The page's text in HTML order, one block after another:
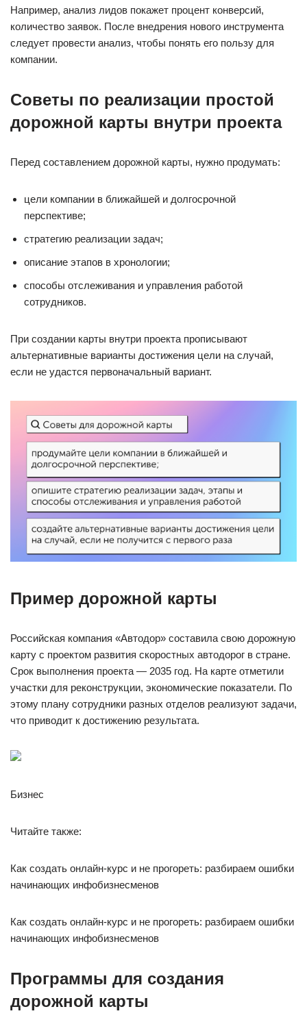
Например, анализ лидов покажет процент конверсий,
количество заявок. После внедрения нового инструмента
следует провести анализ, чтобы понять его пользу для
компании.
Советы по реализации простой
дорожной карты внутри проекта
Перед составлением дорожной карты, нужно продумать:
цели компании в ближайшей и долгосрочной
перспективе;
стратегию реализации задач;
описание этапов в хронологии;
способы отслеживания и управления работой
сотрудников.
При создании карты внутри проекта прописывают
альтернативные варианты достижения цели на случай,
если не удастся первоначальный вариант.
Пример дорожной карты
Российская компания «Автодор» составила свою дорожную
карту с проектом развития скоростных автодорог в стране.
Срок выполнения проекта — 2035 год. На карте отметили
участки для реконструкции, экономические показатели. По
этому плану сотрудники разных отделов реализуют задачи,
что приводит к достижению результата.
Бизнес
Читайте также:
Как создать онлайн-курс и не прогореть: разбираем ошибки
начинающих инфобизнесменов
Как создать онлайн-курс и не прогореть: разбираем ошибки
начинающих инфобизнесменов
Программы для создания
дорожной карты